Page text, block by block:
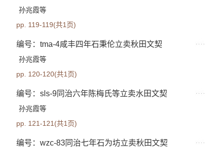
孙兆霞等
pp. 119-119(共1页)
编号：tma-4咸丰四年石秉伦立卖秋田文契
孙兆霞等
pp. 120-120(共1页)
编号：sls-9同治六年陈梅氏等立卖水田文契
孙兆霞等
pp. 121-121(共1页)
编号：wzc-83同治七年石为坊立卖秋田文契